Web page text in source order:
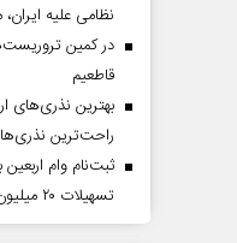
نظامی علیه
در کمین
قاطعیم
بهترین نذری‌های
راحت‌ترین نذری‌ها
ثبت‌نام وام
تسهیلات ۲۰ میلیون تومانی با سود ۵ درصد